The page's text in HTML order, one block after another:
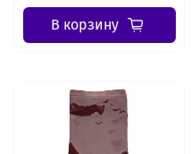
В корзину